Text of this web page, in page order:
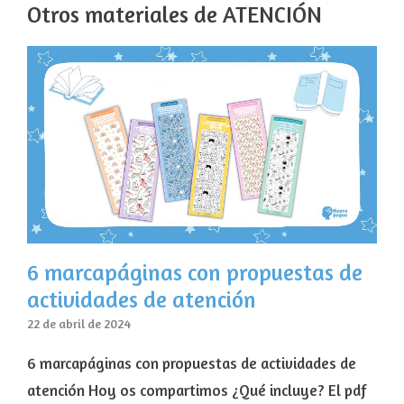
Otros materiales de ATENCIÓN
6 marcapáginas con propuestas de
actividades de atención
22 de abril de 2024
6 marcapáginas con propuestas de actividades de
atención Hoy os compartimos ¿Qué incluye? El pdf